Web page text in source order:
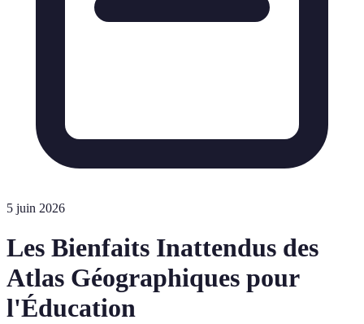
5 juin 2026
Les Bienfaits Inattendus des
Atlas Géographiques pour
l'Éducation